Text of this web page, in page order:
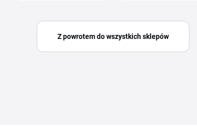
Z powrotem do wszystkich sklepów